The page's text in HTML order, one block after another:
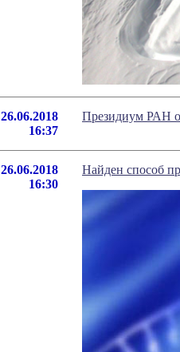
26.06.2018
16:37
Президиум РАН
26.06.2018
16:30
Найден способ